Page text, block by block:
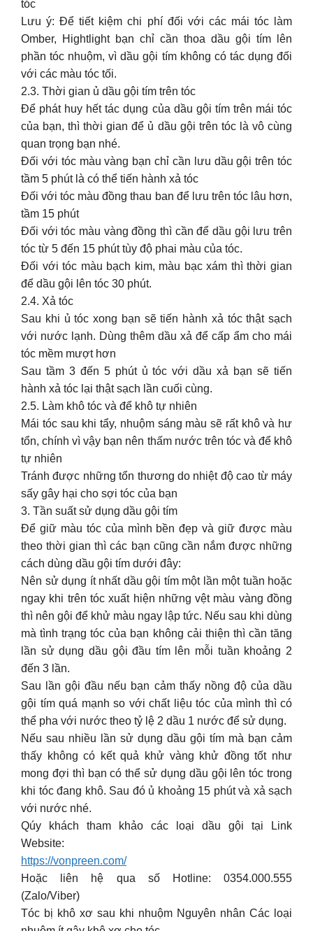
tóc
Lưu ý: Để tiết kiệm chi phí đối với các mái tóc làm
Omber, Hightlight bạn chỉ cần thoa dầu gội tím lên
phần tóc nhuộm, vì dầu gội tím không có tác dụng đối
với các màu tóc tối.
2.3. Thời gian ủ dầu gội tím trên tóc
Để phát huy hết tác dụng của dầu gội tím trên mái tóc
của bạn, thì thời gian để ủ dầu gội trên tóc là vô cùng
quan trọng bạn nhé.
Đối với tóc màu vàng bạn chỉ cần lưu dầu gội trên tóc
tầm 5 phút là có thể tiến hành xả tóc
Đối với tóc màu đồng thau ban để lưu trên tóc lâu hơn,
tầm 15 phút
Đối với tóc màu vàng đồng thì cần để dầu gội lưu trên
tóc từ 5 đến 15 phút tùy độ phai màu của tóc.
Đối với tóc màu bạch kim, màu bạc xám thì thời gian
để dầu gội lên tóc 30 phút.
2.4. Xả tóc
Sau khi ủ tóc xong bạn sẽ tiến hành xả tóc thật sạch
với nước lạnh. Dùng thêm dầu xả để cấp ẩm cho mái
tóc mềm mượt hơn
Sau tầm 3 đến 5 phút ủ tóc với dầu xả bạn sẽ tiến
hành xả tóc lại thật sạch lần cuối cùng.
2.5. Làm khô tóc và để khô tự nhiên
Mái tóc sau khi tẩy, nhuộm sáng màu sẽ rất khô và hư
tổn, chính vì vậy bạn nên thấm nước trên tóc và để khô
tự nhiên
Tránh được những tổn thương do nhiệt độ cao từ máy
sấy gây hại cho sợi tóc của bạn
3. Tần suất sử dụng dầu gội tím
Để giữ màu tóc của mình bền đẹp và giữ được màu
theo thời gian thì các bạn cũng cần nắm được những
cách dùng dầu gội tím dưới đây:
Nên sử dụng ít nhất dầu gội tím một lần một tuần hoặc
ngay khi trên tóc xuất hiện những vệt màu vàng đồng
thì nên gội để khử màu ngay lập tức. Nếu sau khi dùng
mà tình trạng tóc của bạn không cải thiện thì cần tăng
lần sử dụng dầu gội đầu tím lên mỗi tuần khoảng 2
đến 3 lần.
Sau lần gội đầu nếu bạn cảm thấy nồng độ của dầu
gội tím quá mạnh so với chất liệu tóc của mình thì có
thể pha với nước theo tỷ lệ 2 dầu 1 nước để sử dụng.
Nếu sau nhiều lần sử dụng dầu gội tím mà bạn cảm
thấy không có kết quả khử vàng khử đồng tốt như
mong đợi thì bạn có thể sử dụng dầu gội lên tóc trong
khi tóc đang khô. Sau đó ủ khoảng 15 phút và xả sạch
với nước nhé.
Qúy khách tham khảo các loại dầu gội tại Link
Website:
https://vonpreen.com/
Hoặc liên hệ qua số Hotline: 0354.000.555
(Zalo/Viber)
Tóc bị khô xơ sau khi nhuộm Nguyên nhân Các loại